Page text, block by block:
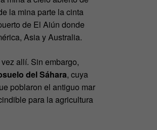
la mina parte la cinta
de El Aiún donde
Asia y Australia.
allí. Sin embargo,
del Sáhara, cuya
poblaron el antiguo mar
para la agricultura